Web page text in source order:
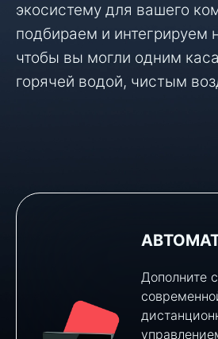
экосистему для вашего
подбираем и
чтобы вы могли одним
горячей водой, чистым
Дополните